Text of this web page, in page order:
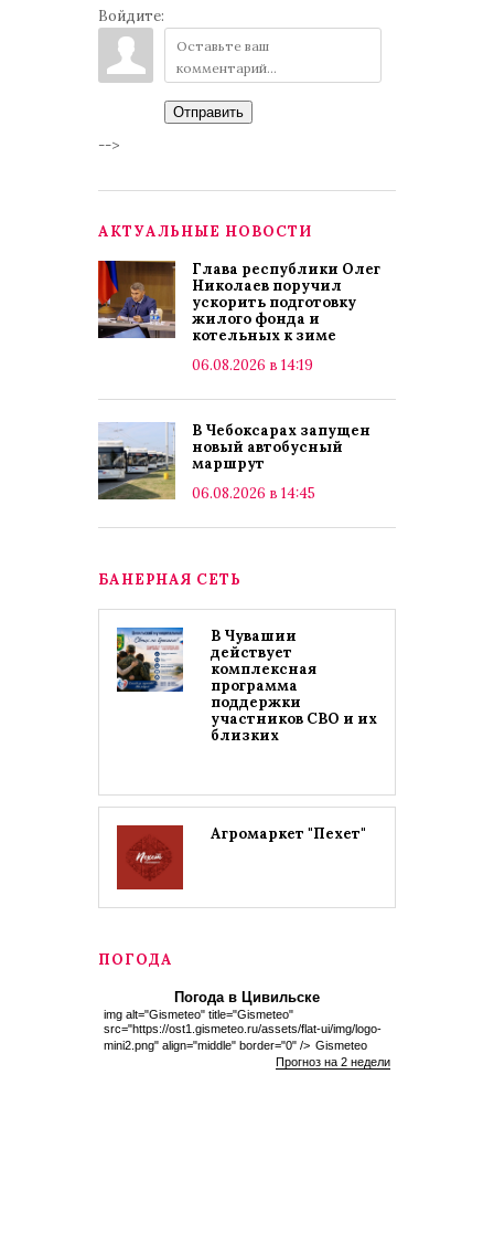
Войдите:
Отправить
-->
АКТУАЛЬНЫЕ НОВОСТИ
Глава республики Олег
Николаев поручил
ускорить подготовку
жилого фонда и
котельных к зиме
06.08.2026 в 14:19
В Чебоксарах запущен
новый автобусный
маршрут
06.08.2026 в 14:45
БАНЕРНАЯ СЕТЬ
В Чувашии
действует
комплексная
программа
поддержки
участников СВО и их
близких
Агромаркет "Пехет"
ПОГОДА
Погода в Цивильске
img alt="Gismeteo" title="Gismeteo"
src="https://ost1.gismeteo.ru/assets/flat-ui/img/logo-
mini2.png" align="middle" border="0" /> Gismeteo
Прогноз на 2 недели